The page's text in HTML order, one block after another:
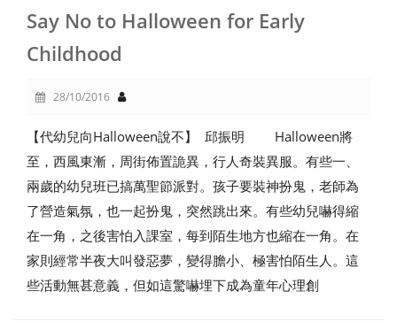
Say No to Halloween for Early
Childhood
28/10/2016
【代幼兒向Halloween說不】 邱振明 Halloween將
至，西風東漸，周街佈置詭異，行人奇裝異服。有些一、
兩歲的幼兒班已搞萬聖節派對。孩子要裝神扮鬼，老師為
了營造氣氛，也一起扮鬼，突然跳出來。有些幼兒嚇得縮
在一角，之後害怕入課室，每到陌生地方也縮在一角。在
家則經常半夜大叫發惡夢，變得膽小、極害怕陌生人。這
些活動無甚意義，但如這驚嚇埋下成為童年心理創